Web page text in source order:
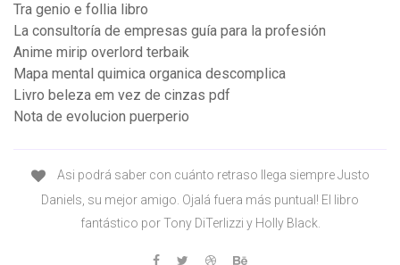
Tra genio e follia libro
La consultoría de empresas guía para la profesión
Anime mirip overlord terbaik
Mapa mental quimica organica descomplica
Livro beleza em vez de cinzas pdf
Nota de evolucion puerperio
Asi podrá saber con cuánto retraso llega siempre Justo
Daniels, su mejor amigo. Ojalá fuera más puntual! El libro
fantástico por Tony DiTerlizzi y Holly Black.